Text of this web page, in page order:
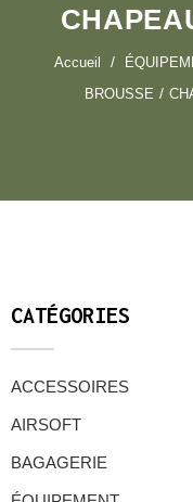
Accueil
BROUSSE
CATÉGORIES
ACCESSOIRES
AIRSOFT
BAGAGERIE